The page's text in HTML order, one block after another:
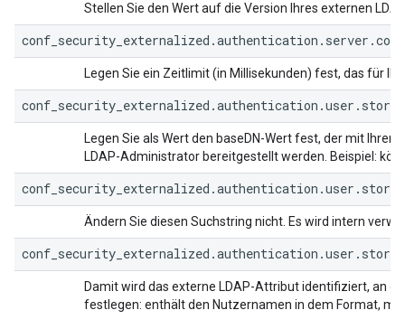
Stellen Sie den Wert auf die Version Ihres externen
Legen Sie ein Zeitlimit (in Millisekunden) fest, das für
Legen Sie als Wert den baseDN-Wert fest, der mit
LDAP-Administrator bereitgestellt werden. Beispiel:
Ändern Sie diesen Suchstring nicht. Es wird intern
Damit wird das externe LDAP-Attribut identifiziert, an
festlegen: enthält den Nutzernamen in dem Format,